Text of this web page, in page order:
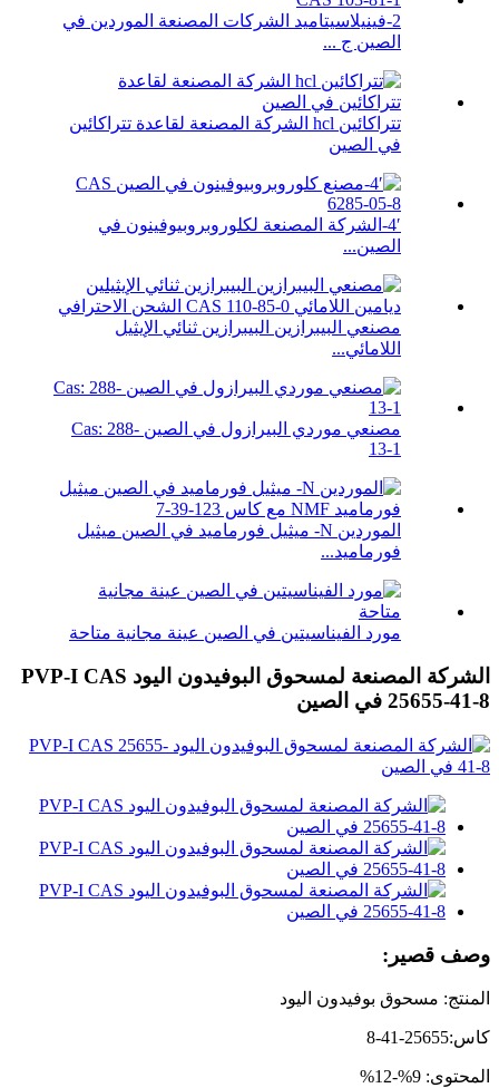
2-فينيلاسيتاميد الشركات المصنعة الموردين في
الصين ج ...
تتراكائين hcl الشركة المصنعة لقاعدة تتراكائين
في الصين
4′-الشركة المصنعة لكلوروبروبيوفينون في
الصين...
مصنعي البيبرازين البيبرازين ثنائي الإيثيل
اللامائي...
مصنعي موردي البيرازول في الصين Cas: 288-
13-1
الموردين N- ميثيل فورماميد في الصين ميثيل
فورماميد...
مورد الفيناسيتين في الصين عينة مجانية متاحة
الشركة المصنعة لمسحوق البوفيدون اليود PVP-I CAS
25655-41-8 في الصين
وصف قصير:
المنتج: مسحوق بوفيدون اليود
كاس:25655-41-8
المحتوى: 9%-12%